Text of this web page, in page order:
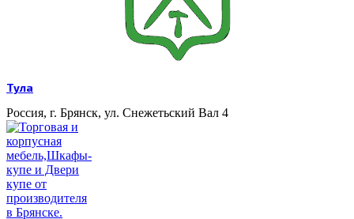
Тула
Россия, г. Брянск, ул. Снежетьский Вал 4